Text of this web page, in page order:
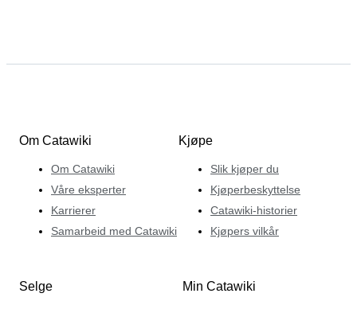
Om Catawiki
Om Catawiki
Våre eksperter
Karrierer
Samarbeid med Catawiki
Kjøpe
Slik kjøper du
Kjøperbeskyttelse
Catawiki-historier
Kjøpers vilkår
Selge Min Catawiki